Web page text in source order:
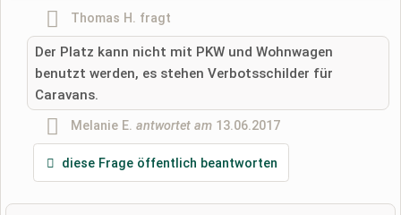
öffentliche Frage stellen
Hinweis: Bitte beachten Sie, öffentliche Fragen sindfür alle
Besucher sichtbar.
Klicken Sie hier um eineindividuelle Fragean den
Stellplatz-Eintrag zu stellen.
Thomas H. fragt
Der Platz kann nicht mit PKW und Wohnwagen
benutzt werden, es stehen Verbotsschilder für
Caravans.
Melanie E. antwortet am 13.06.2017
diese Frage öffentlich beantworten